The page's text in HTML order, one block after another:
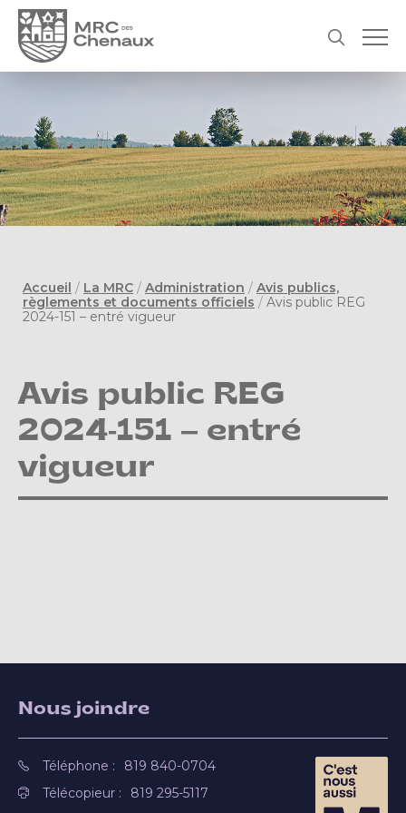
Accueil / La MRC / Administration / Avis publics,
règlements et documents officiels / Avis public REG
2024-151 – entré vigueur
Avis public REG
2024-151 – entré
vigueur
Nous joindre
Téléphone :
819 840-0704
Télécopieur :
819 295-5117